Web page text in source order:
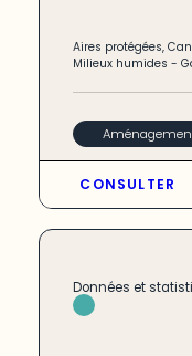
Aires protégées,
Milieux humides -
CONSULTER
Données et